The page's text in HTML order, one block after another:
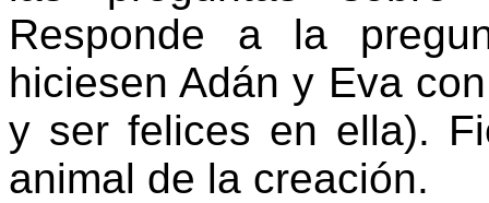
Responde a la
hiciesen Adán y Eva
y ser felices en ella).
animal de la creación.